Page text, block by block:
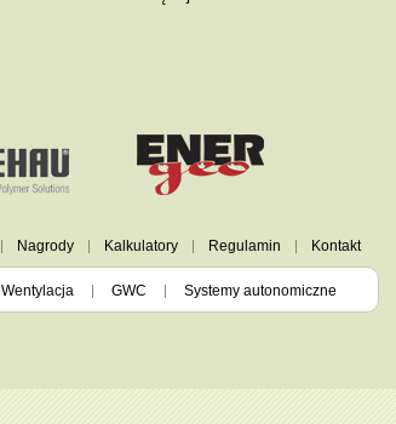
Nagrody Kalkulatory Regulamin Kontakt
Wentylacja GWC Systemy autonomiczne